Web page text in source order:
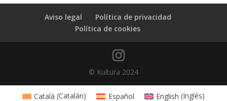
Aviso legal
Política de privacidad
Política de cookies
© Kultura 2024
Català (Catalán) Español English (Inglés)